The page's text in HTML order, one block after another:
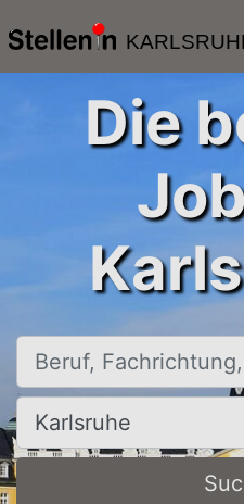
Die
Beruf, Fachrichtung, Firma
Ort, Stadt